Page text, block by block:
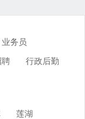
业务员
聘
行政后勤
莲湖